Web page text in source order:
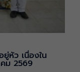
ยู่หัว เนื่องใน
ม 2569